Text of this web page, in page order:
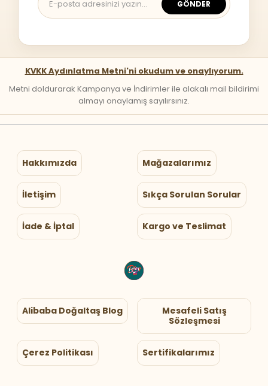
GÖNDER
KVKK Aydınlatma Metni'ni okudum ve onaylıyorum.
Metni doldurarak Kampanya ve İndirimler ile alakalı mail bildirimi
almayı onaylamış sayılırsınız.
Hakkımızda Mağazalarımız
İletişim Sıkça Sorulan Sorular
İade & İptal Kargo ve Teslimat
Alibaba Doğaltaş Blog
Mesafeli Satış
Sözleşmesi
Çerez Politikası Sertifikalarımız